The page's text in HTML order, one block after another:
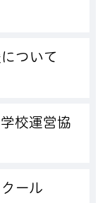
ついて
校運営協
ール